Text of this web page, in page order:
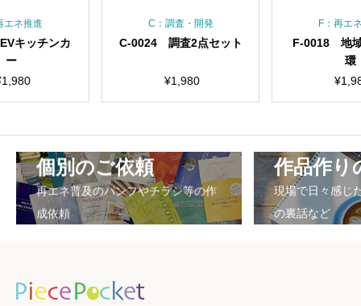
査・開発
査2点セット
1,980
F：再エネ推進
F-0018 地域内経済循
¥1,980
F：再エ
F-0005 ま
（文字
¥
個別のご依頼
再エネ普及のパンフやチラシ等の作
成依頼
作品作り
現場で日々感じ
の裏話など